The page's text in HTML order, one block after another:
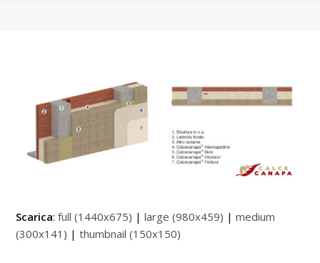
Scarica:full (1440x675) |large (980x459) |medium
(300x141) |thumbnail (150x150)